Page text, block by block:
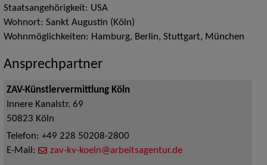
Staatsangehörigkeit: USA
Wohnort: Sankt Augustin (Köln)
Wohnmöglichkeiten: Hamburg, Berlin, Stuttgart, München
Ansprechpartner
ZAV-Künstlervermittlung Köln
Innere Kanalstr. 69
50823 Köln
Telefon: +49 228 50208-2800
E-Mail:
zav-kv-koeln@arbeitsagentur.de